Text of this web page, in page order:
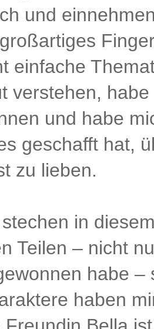
und
einfache
verstehen,
und habe
geschafft hat,
zu lieben.
in
Teilen – nicht
habe –
haben